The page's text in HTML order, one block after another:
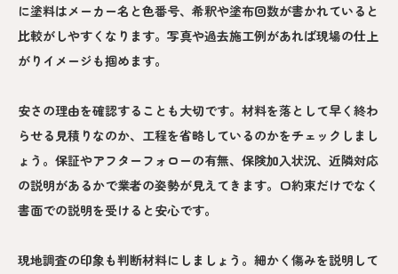
に塗料はメーカー名と色番号、希釈や塗布回数が書かれていると
比較がしやすくなります。写真や過去施工例があれば現場の仕上
がりイメージも掴めます。
安さの理由を確認することも大切です。材料を落として早く終わ
らせる見積りなのか、工程を省略しているのかをチェックしまし
ょう。保証やアフターフォローの有無、保険加入状況、近隣対応
の説明があるかで業者の姿勢が見えてきます。口約束だけでなく
書面での説明を受けると安心です。
現地調査の印象も判断材料にしましょう。細かく傷みを説明して